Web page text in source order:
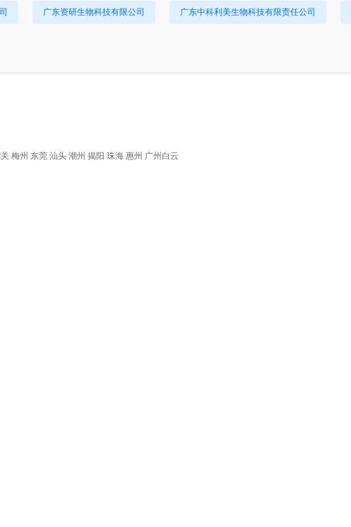
广东资研生物科技有限公司 广东中科利美生物科技有限责任公司
梅州 东莞 汕头 潮州 揭阳 珠海 惠州 广州白云